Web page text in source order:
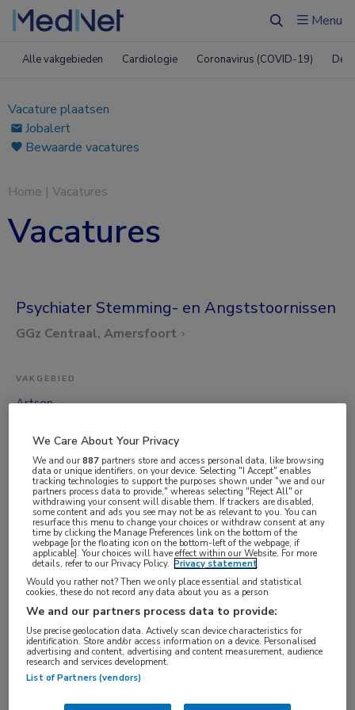
ZoekenMenu
Alle vakgebieden Cardiologie Coronavirus (COVID-19)
Vacature plaatsen
Jobalert
Bewaarde vacatures
Home | Vacatures
Vacatures
Psychiater Stemming- en Angststoornissen
GGz Centraal, Amersfoort
VAKGEBIED
Artsen
Psychiater
BRANCHE
Zelfstandige kliniek
AANSTELLING
Vaste aanstelling
PLAATSINGSDATUM
18 september 2025
WO
ERVARING
Starter
We Care About Your Privacy
We and our887 partners store and access personal data, like browsing
data or unique identifiers, on your device. Selecting "I Accept" enables
tracking technologies to support the purposes shown under "we and our
partners process data to provide," whereas selecting "Reject All" or
withdrawing your consent will disable them. If trackers are disabled,
some content and ads you see may not be as relevant to you. You can
resurface this menu to change your choices or withdraw consent at any
time by clicking the Manage Preferences link on the bottom of the
webpage [or the floating icon on the bottom-left of the webpage, if
applicable]. Your choices will have effect within our Website. For more
details, refer to our Privacy Policy. Privacy statement
Would you rather not? Then we only place essential and statistical
cookies, these do not record any data about you as a person
We and our partners process data to provide:
Use precise geolocation data. Actively scan device characteristics for
identification. Store and/or access information on a device. Personalised
advertising and content, advertising and content measurement, audience
research and services development.
List of Partners (vendors)